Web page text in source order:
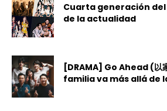
Cuarta generación del
de la actualidad
[DRAMA] Go Ahead (以
familia va más allá de